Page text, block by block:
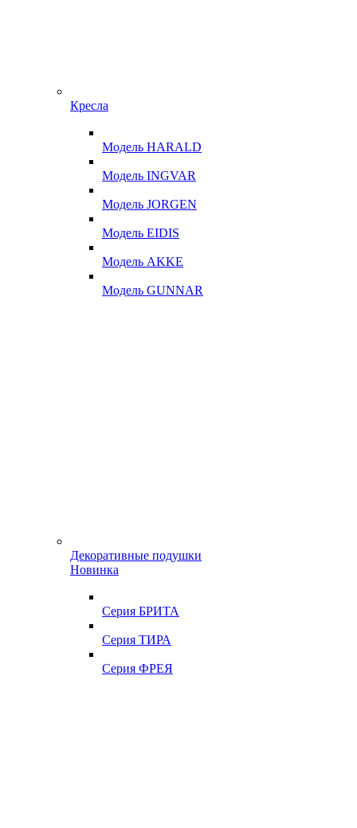
Кресла
Модель HARALD
Модель INGVAR
Модель JORGEN
Модель EIDIS
Модель AKKE
Модель GUNNAR
Декоративные подушки
Новинка
Серия БРИТА
Серия ТИРА
Серия ФРЕЯ